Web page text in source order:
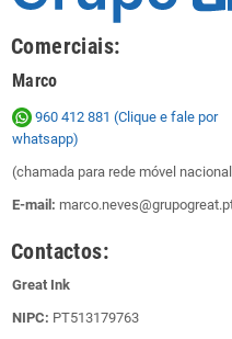
Comerciais:
Marco
960 412 881 (Clique e fale por
whatsapp)
(chamada para rede móvel
E-mail:
Contactos:
Great Ink
NIPC: PT513179763